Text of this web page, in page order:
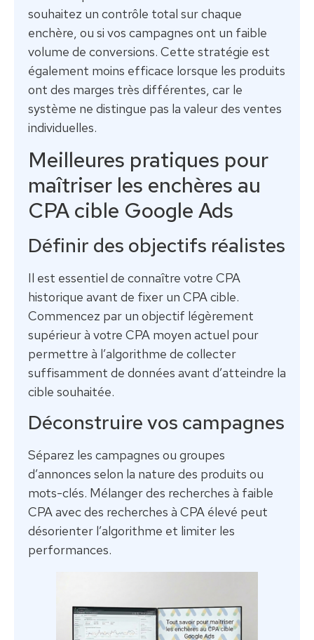
souhaitez un contrôle total sur chaque
enchère, ou si vos campagnes ont un faible
volume de conversions. Cette stratégie est
également moins efficace lorsque les produits
ont des marges très différentes, car le
système ne distingue pas la valeur des ventes
individuelles.
Meilleures pratiques pour
maîtriser les enchères au
CPA cible Google Ads
Définir des objectifs réalistes
Il est essentiel de connaître votre CPA
historique avant de fixer un CPA cible.
Commencez par un objectif légèrement
supérieur à votre CPA moyen actuel pour
permettre à l’algorithme de collecter
suffisamment de données avant d’atteindre la
cible souhaitée.
Déconstruire vos campagnes
Séparez les campagnes ou groupes
d’annonces selon la nature des produits ou
mots-clés. Mélanger des recherches à faible
CPA avec des recherches à CPA élevé peut
désorienter l’algorithme et limiter les
performances.